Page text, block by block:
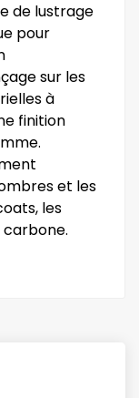
de lustrage
pour
sur les
à
finition
et les
les